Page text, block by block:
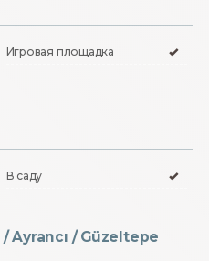
Игровая площадка
В саду
/ Ayrancı / Güzeltepe